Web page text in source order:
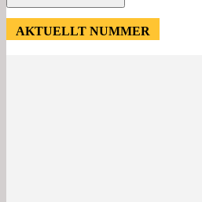
AKTUELLT NUMMER